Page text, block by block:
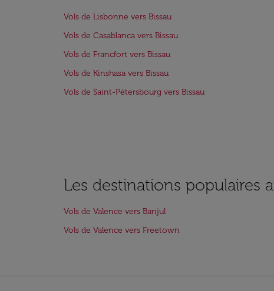
Vols de Lisbonne vers Bissau
Vols de Casablanca vers Bissau
Vols de Francfort vers Bissau
Vols de Kinshasa vers Bissau
Vols de Saint-Pétersbourg vers Bissau
Les destinations populaires
Vols de Valence vers Banjul
Vols de Valence vers Freetown